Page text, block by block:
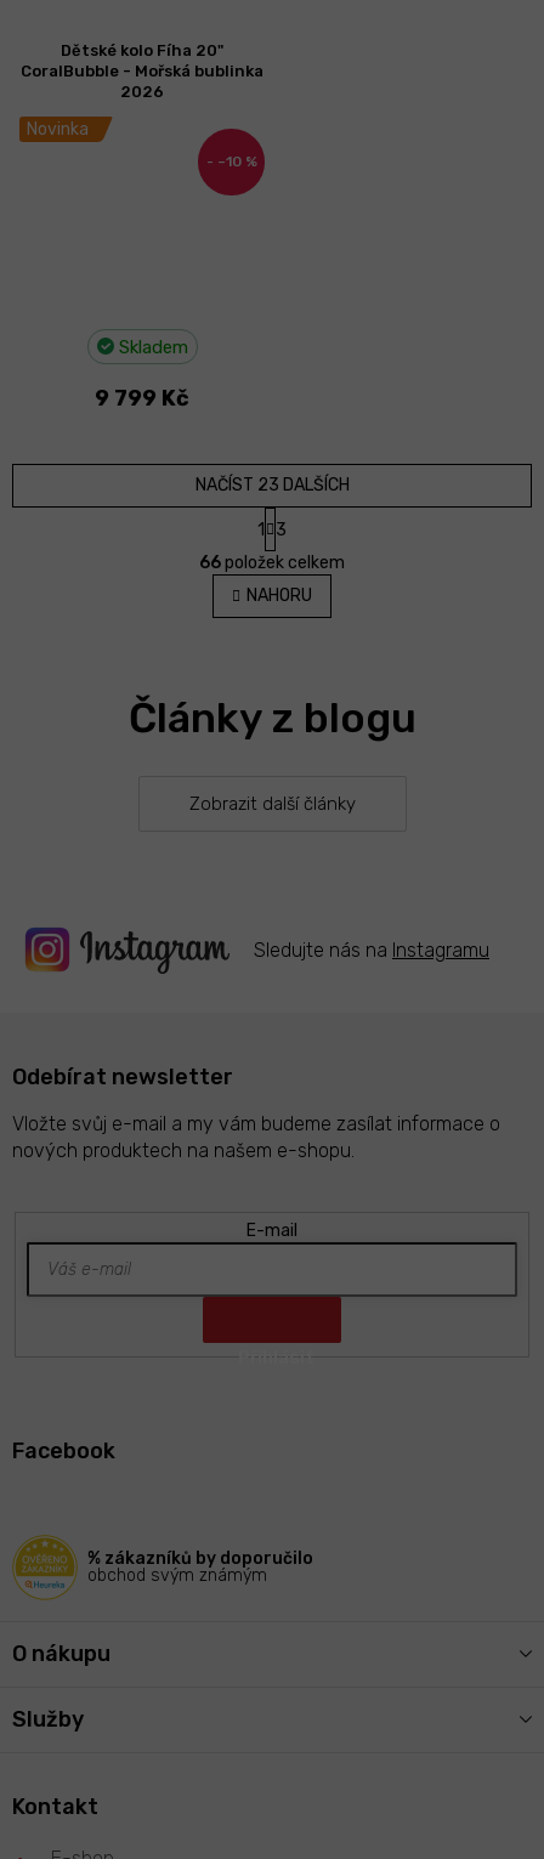
Novinka
–10 %
Dětské kolo Fíha 20"
CoralBubble - Mořská bublinka
2026
Skladem
9 799 Kč
O
v
l
á
í
p
k
s
u
NAČÍST 23 DALŠÍCH
S
t
r
á
n
k
í
1
3
66 položek celkem
NAHORU
Články z blogu
Zobrazit další články
Sledujte nás na Instagramu
Odebírat newsletter
Vložte svůj e-mail a my vám budeme zasílat informace o
nových produktech na našem e-shopu.
E-mail
Facebook
% zákazníků by doporučilo
obchod svým známým
O nákupu
Služby
Kontakt